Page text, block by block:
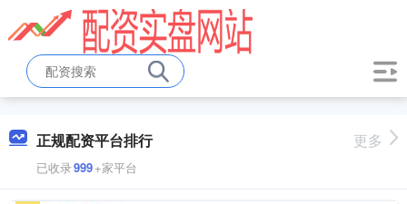
正规配资平台排行
已收录999+家平台
更多